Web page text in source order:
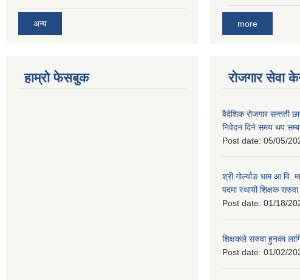
अन्य more
हाम्रो फेसबुक रोजगार सेवा
वैदेशिक रोजगार सन्तती
निवेदन दिने समय थप
Post date: 05/05/
श्री गोर्ल्याङ धाम आ.वि.
पदमा स्थायी शिक्षक
Post date: 01/18/
शिक्षकले सरुवा हुनका
Post date: 01/02/